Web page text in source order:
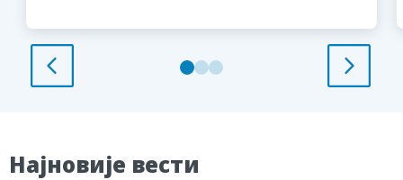
Најновије вести